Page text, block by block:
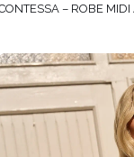
– ROBE